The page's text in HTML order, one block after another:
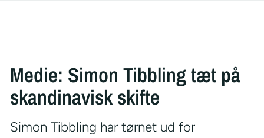
Medie: Simon Tibbling tæt på
skandinavisk skifte
Simon Tibbling har tørnet ud for